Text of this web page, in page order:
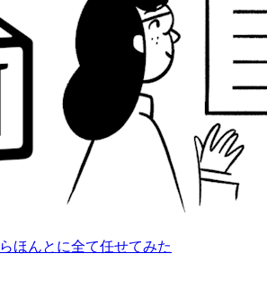
ほんとに全て任せてみた